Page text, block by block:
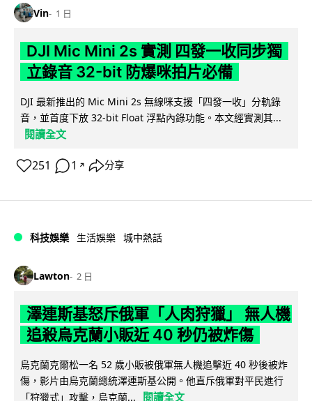
Vin 1 日
DJI Mic Mini 2s 實測 四發一收同步獨
立錄音 32-bit 防爆咪拍片必備
DJI 最新推出的 Mic Mini 2s 無線咪支援「四發一收」分軌錄
音，並首度下放 32-bit Float 浮點內錄功能。本文經實測其...
閱讀全文
251 1 ↗ 分享
科技娛樂 生活娛樂 城中熱話
Lawton 2 日
澤連斯基怒斥俄軍「人肉狩獵」 無人機
追殺烏克蘭小販近 40 秒仍被炸傷
烏克蘭克爾松一名 52 歲小販被俄軍無人機追擊近 40 秒後被炸
傷，影片由烏克蘭總統澤連斯基公開。他直斥俄軍對平民進行
「狩獵式」攻擊，烏克蘭...
閱讀全文